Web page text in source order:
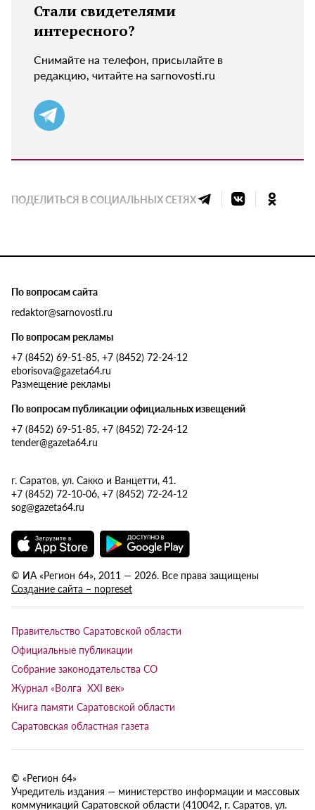
Стали свидетелями
интересного?
Снимайте на телефон, присылайте в
редакцию, читайте на sarnovosti.ru
ПОДЕЛИТЬСЯ В СОЦИАЛЬНЫХ СЕТЯХ
По вопросам сайта
redaktor@sarnovosti.ru
По вопросам рекламы
+7 (8452) 69-51-85, +7 (8452) 72-24-12
eborisova@gazeta64.ru
Размещение рекламы
По вопросам публикации официальных извещений
+7 (8452) 69-51-85, +7 (8452) 72-24-12
tender@gazeta64.ru
г. Саратов, ул. Сакко и Ванцетти, 41.
+7 (8452) 72-10-06, +7 (8452) 72-24-12
sog@gazeta64.ru
© ИА «Регион 64», 2011 — 2026. Все права защищены
Создание сайта – nopreset
Правительство Саратовской области
Официальные публикации
Собрание законодательства СО
Журнал «Волга XXI век»
Книга памяти Саратовской области
Саратовская областная газета
© «Регион 64»
Учредитель издания — министерство информации и массовых
коммуникаций Саратовской области (410042, г. Саратов, ул.